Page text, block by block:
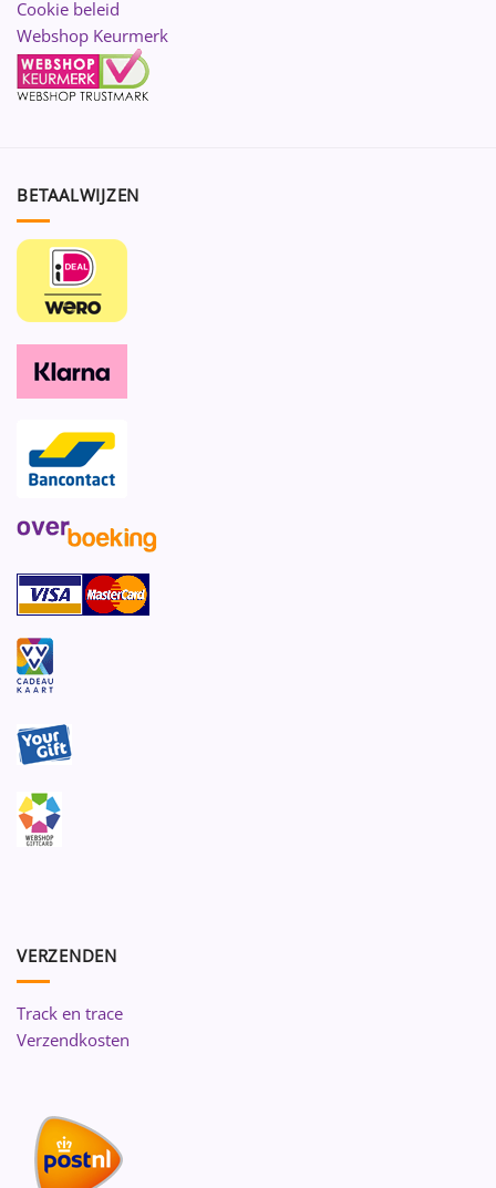
Cookie beleid
Webshop Keurmerk
BETAALWIJZEN
VERZENDEN
Track en trace
Verzendkosten